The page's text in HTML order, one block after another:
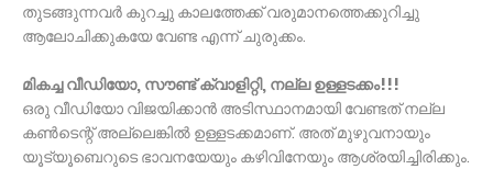
തുടങ്ങുന്നവര്‍ കുറച്ചു കാലത്തേക്ക് വരുമാനത്തെക്കുറിച്ചു
ആലോചിക്കുകയേ വേണ്ട എന്ന് ചുരുക്കം.
മികച്ച വീഡിയോ, സൗണ്ട് ക്വാളിറ്റി, നല്ല ഉള്ളടക്കം!!!
ഒരു വീഡിയോ വിജയിക്കാന്‍ അടിസ്ഥാനമായി വേണ്ടത് നല്ല
കണ്‍ടെന്റ് അല്ലെങ്കില്‍ ഉള്ളടക്കമാണ്. അത് മുഴുവനായും
യൂട്യൂബെറുടെ ഭാവനയേയും കഴിവിനേയും ആശ്രയിച്ചിരിക്കും.